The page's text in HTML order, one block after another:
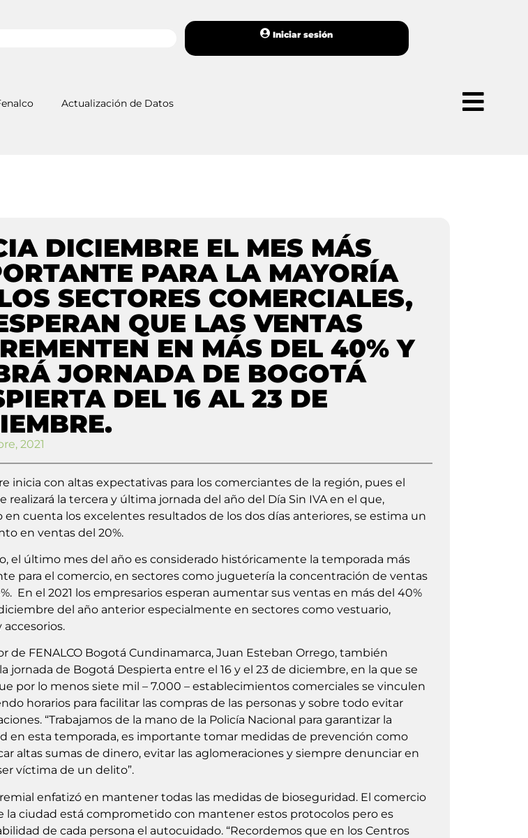
Iniciar sesión
Actualización de Datos
DICIEMBRE EL MES MÁS
PARA LA MAYORÍA
SECTORES COMERCIALES,
QUE LAS VENTAS
EN MÁS DEL 40% Y
JORNADA DE BOGOTÁ
DEL 16 AL 23 DE
2021
inicia con altas expectativas para los comerciantes de la región, pues el
realizará la tercera y última jornada del año del Día Sin IVA en el que,
cuenta los excelentes resultados de los dos días anteriores, se estima un
en ventas del 20%.
el último mes del año es considerado históricamente la temporada más
para el comercio, en sectores como juguetería la concentración de ventas
En el 2021 los empresarios esperan aumentar sus ventas en más del 40%
del año anterior especialmente en sectores como vestuario,
accesorios.
de FENALCO Bogotá Cundinamarca, Juan Esteban Orrego, también
jornada de Bogotá Despierta entre el 16 y el 23 de diciembre, en la que se
por lo menos siete mil – 7.000 – establecimientos comerciales se vinculen
horarios para facilitar las compras de las personas y sobre todo evitar
“Trabajamos de la mano de la Policía Nacional para garantizar la
en esta temporada, es importante tomar medidas de prevención como
altas sumas de dinero, evitar las aglomeraciones y siempre denunciar en
víctima de un delito”.
enfatizó en mantener todas las medidas de bioseguridad. El comercio
la ciudad está comprometido con mantener estos protocolos pero es
de cada persona el autocuidado. “Recordemos que en los Centros